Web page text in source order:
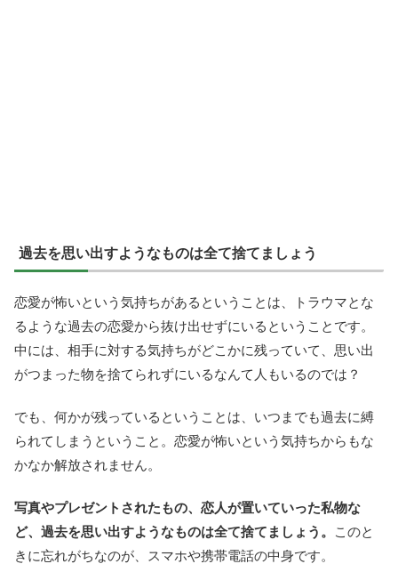
過去を思い出すようなものは全て捨てましょう
恋愛が怖いという気持ちがあるということは、トラウマとな
るような過去の恋愛から抜け出せずにいるということです。
中には、相手に対する気持ちがどこかに残っていて、思い出
がつまった物を捨てられずにいるなんて人もいるのでは？
でも、何かが残っているということは、いつまでも過去に縛
られてしまうということ。恋愛が怖いという気持ちからもな
かなか解放されません。
写真やプレゼントされたもの、恋人が置いていった私物な
ど、過去を思い出すようなものは全て捨てましょう。
このと
きに忘れがちなのが、スマホや携帯電話の中身です。